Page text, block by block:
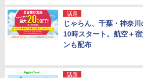
話題
じゃらん、千葉・神奈
10時スタート。航空＋
ンも配布
話題